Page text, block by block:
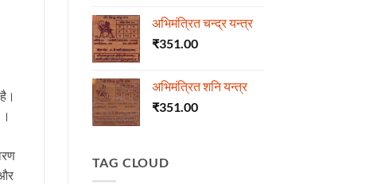
अभिमंत्रित चन्द्र यन्त्र
₹351.00
अभिमंत्रित शनि यन्त्र
₹351.00
TAG CLOUD